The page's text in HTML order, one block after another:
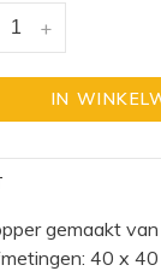
+
IN
gemaakt
40 x